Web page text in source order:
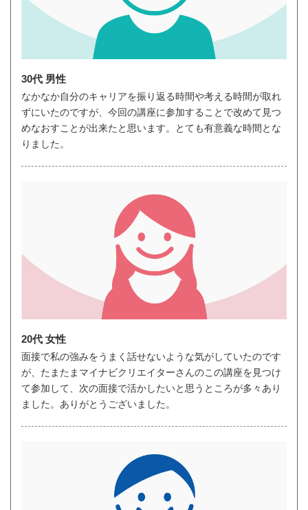
30代 男性
なかなか自分のキャリアを振り返る時間や考える時間が取れ
ずにいたのですが、今回の講座に参加することで改めて見つ
めなおすことが出来たと思います。とても有意義な時間とな
りました。
20代 女性
面接で私の強みをうまく話せないような気がしていたのです
が、たまたまマイナビクリエイターさんのこの講座を見つけ
て参加して、次の面接で活かしたいと思うところが多々あり
ました。ありがとうございました。